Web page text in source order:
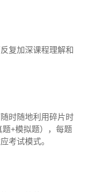
复加深课程理解和
时随地利用碎片时
+模拟题），每题
考试模式。